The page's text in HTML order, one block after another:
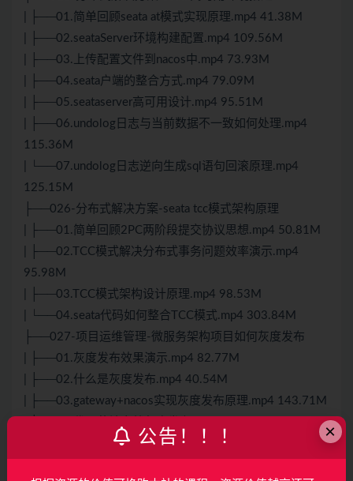
| ├──01.简单回顾seata at模式实现原理.mp4 41.38M
| ├──02.seataServer环境构建配置.mp4 109.56M
| ├──03.上传配置文件到nacos中.mp4 73.93M
| ├──04.seata户端的整合方式.mp4 79.09M
| ├──05.seataserver高可用设计.mp4 95.51M
| ├──06.undolog日志与当前数据不一致如何处理.mp4
115.36M
| └──07.undolog日志逆向生成sql语句回滚原理.mp4
125.15M
├──026-分布式解决方案-seata tcc模式架构原理
| ├──01.简单回顾2PC两阶段提交协议思想.mp4 50.81M
| ├──02.TCC模式解决分布式事务问题效率演示.mp4
95.98M
| ├──03.TCC模式架构设计原理.mp4 98.53M
| └──04.seata代码如何整合TCC模式.mp4 303.84M
├──027-项目运维管理-微服务架构项目如何灰度发布
| ├──01.灰度发布效果演示.mp4 82.77M
| ├──02.什么是灰度发布.mp4 40.54M
| ├──03.gateway+nacos实现灰度发布原理.mp4 143.71M
| └──05.灰度发布环境测试.mp4 33.32M
×
公告！！！